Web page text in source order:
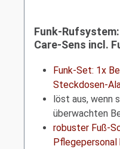
Funk-
Care-Sens incl.
Funk-Set: 1x
Steckdosen-
löst aus, wenn
überwachten
robuster Fuß-